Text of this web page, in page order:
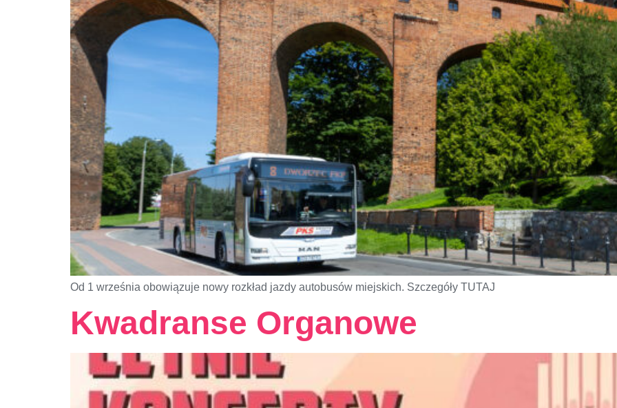
Od 1 września obowiązuje nowy rozkład jazdy autobusów miejskich. Szczegóły TUTAJ
Kwadranse Organowe